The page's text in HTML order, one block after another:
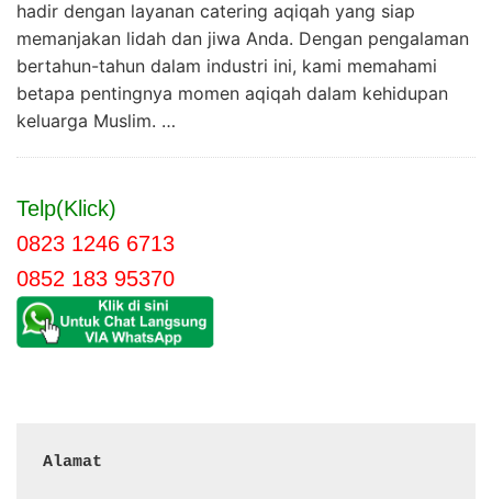
hadir dengan layanan catering aqiqah yang siap
memanjakan lidah dan jiwa Anda. Dengan pengalaman
bertahun-tahun dalam industri ini, kami memahami
betapa pentingnya momen aqiqah dalam kehidupan
keluarga Muslim. …
Telp(Klick)
0823 1246 6713
0852 183 95370
Alamat